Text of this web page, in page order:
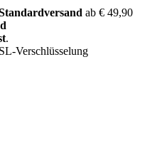
ab € 49,90
.
Verschlüsselung